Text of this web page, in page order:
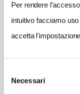
Per rendere
intuitivo facciamo
accetta
delNecessari
via Colle Allodola 10 -
Bevagna (PG)
Umbria IT
TELEFONO